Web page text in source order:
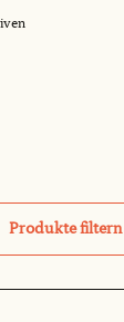
Produkte filtern